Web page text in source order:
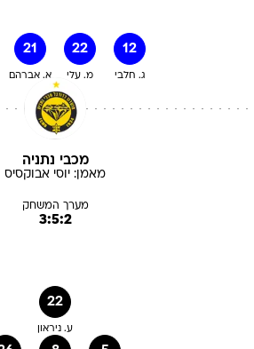
21
א. אברהם
22
מ. עלי
12
ג. חלבי
מכבי נתניה
מאמן: יוסי אבוקסיס
מערך המשחק
3:5:2
22
ע. ניראון